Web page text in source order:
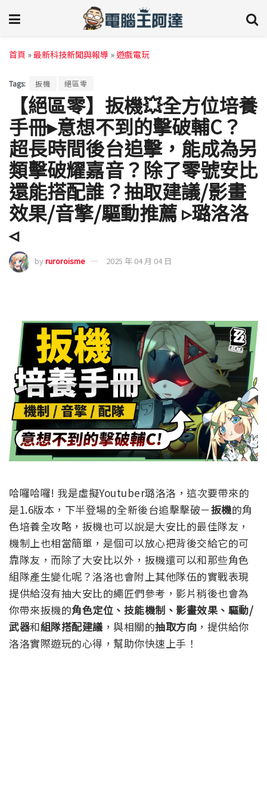
首頁 »最新科技新聞與報導 »遊戲電玩
Tags: 扳機 絕區零
【絕區零】扳機💥全方位培養
手冊▸意想不到的擊破輔C？
超長時間後台追擊，能成為另
類擊破耀嘉音？除了零號安比
還能搭配誰？抽取建議/影畫
效果/音擎/驅動推薦 ▹璐洛洛
◃
byruroroisme 2025 年 04 月 04 日
哈囉哈囉! 我是虛擬Youtuber璐洛洛，這次要帶來的
是1.6版本，下半登場的全新後台追擊擊破－扳機的角
色培養全攻略，扳機也可以說是大安比的最佳隊友，
機制上也相當簡單，是個可以放心把背後交給它的可
靠隊友，而除了大安比以外，扳機還可以和那些角色
組隊產生變化呢？洛洛也會附上其他隊伍的實戰表現
提供給沒有抽大安比的繩匠們參考，影片稍後也會為
你帶來扳機的角色定位、技能機制、影畫效果、驅動/
武器和組隊搭配建議 ，與相關的抽取方向 ，提供給你
洛洛實際遊玩的心得，幫助你快速上手！